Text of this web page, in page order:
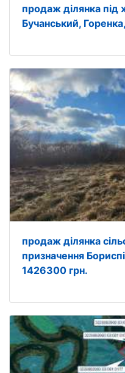
продаж ділянка під
Бучанський,
продаж ділянка
призначення
1426300 грн.